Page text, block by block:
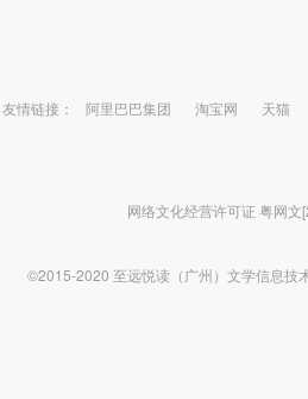
友情链接： 阿里巴巴集团 淘宝网 天猫
网络文化经营许可证 粤网
©2015-2020 至远悦读（广州）文学信息技